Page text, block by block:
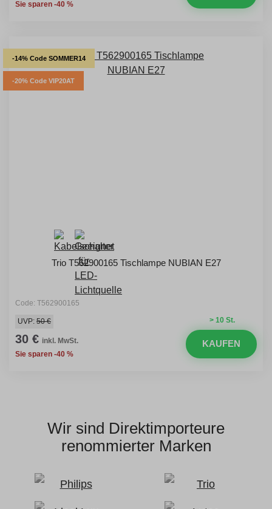
Sie sparen -40 %
-14% Code SOMMER14
-20% Code VIP20AT
Trio T562900165 Tischlampe NUBIAN E27
Code: T562900165
> 10 St.
UVP: 50 €
30 € inkl. MwSt.
Sie sparen -40 %
KAUFEN
Wir sind Direktimporteure
renommierter Marken